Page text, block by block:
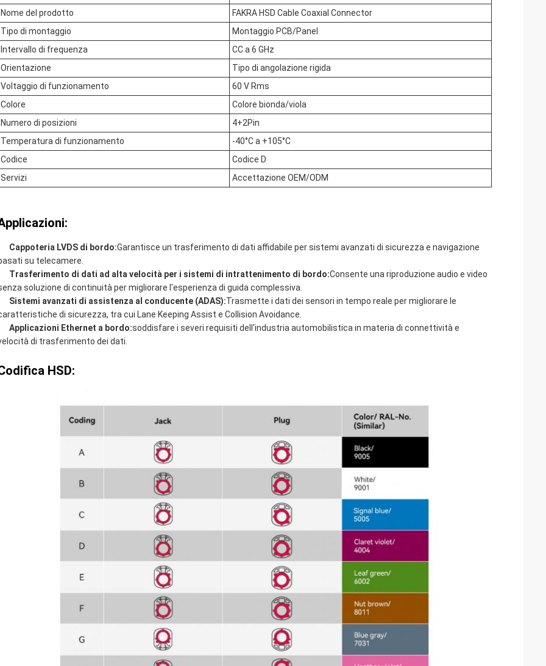
Nome del prodotto
FAKRA HSD Cable Coaxial Connector
Tipo di montaggio
Montaggio PCB/Panel
Intervallo di frequenza
CC a 6 GHz
Orientazione
Tipo di angolazione rigida
Voltaggio di funzionamento
60 V Rms
Colore
Colore bionda/viola
Numero di posizioni
4+2Pin
Temperatura di funzionamento
-40°C a +105°C
Codice
Codice D
Servizi
Accettazione OEM/ODM
Cappoteria LVDS di bordo:Garantisce un trasferimento di dati affidabile per sistemi avanzati di sicurezza e navigazione
su telecamere.
Trasferimento di dati ad alta velocità per i sistemi di intrattenimento di bordo:Consente una riproduzione audio e video
soluzione di continuità per migliorare l'esperienza di guida complessiva.
Sistemi avanzati di assistenza al conducente (ADAS):Trasmette i dati dei sensori in tempo reale per migliorare le
di sicurezza, tra cui Lane Keeping Assist e Collision Avoidance.
Applicazioni Ethernet a bordo:soddisfare i severi requisiti dell'industria automobilistica in materia di connettività e
di trasferimento dei dati.
HSD: